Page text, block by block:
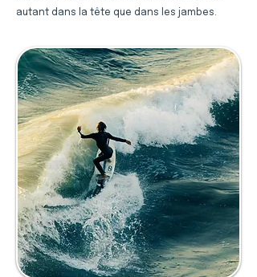
autant dans la tête que dans les jambes.